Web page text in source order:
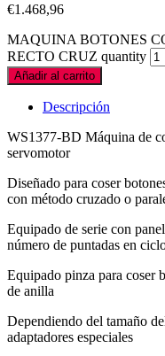
€1.468,96
MAQUINA BOTONES
RECTO CRUZ quantity
Añadir al carrito
Descripción
WS1377-BD Máquina de
servomotor
Diseñado para coser
con método cruzado o
Equipado de serie con
número de puntadas en
Equipado pinza para coser
de anilla
Dependiendo del tamaño
adaptadores especiales